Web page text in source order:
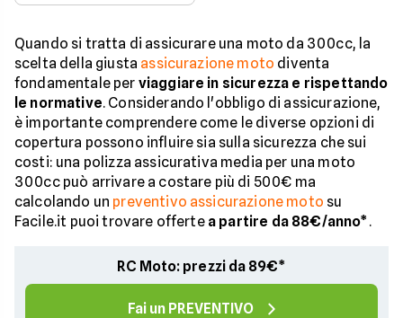
Quando si tratta di assicurare una moto da 300cc, la
scelta della giusta assicurazione moto diventa
fondamentale per viaggiare in sicurezza e rispettando
le normative. Considerando l'obbligo di assicurazione,
è importante comprendere come le diverse opzioni di
copertura possono influire sia sulla sicurezza che sui
costi: una polizza assicurativa media per una moto
300cc può arrivare a costare più di 500€ ma
calcolando un preventivo assicurazione moto su
Facile.it puoi trovare offerte a partire da 88€/anno* .
RC Moto: prezzi da 89€*
Fai un PREVENTIVO